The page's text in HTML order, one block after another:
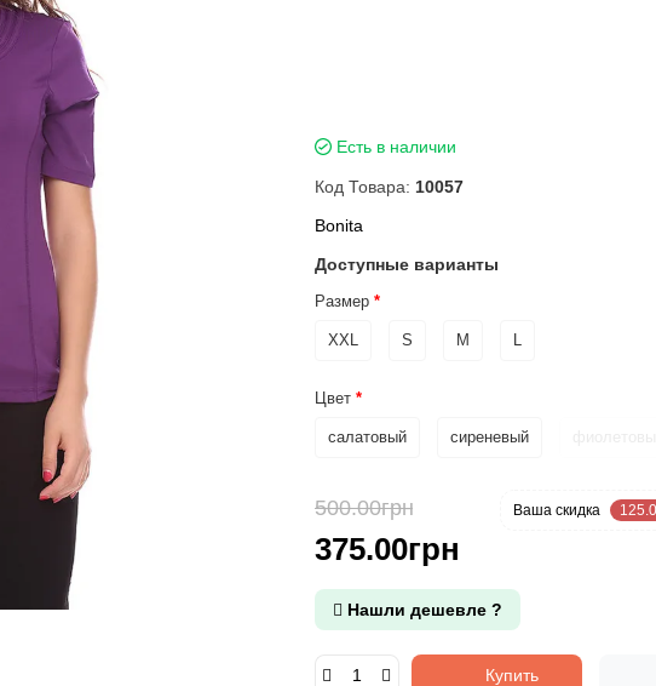
Есть в наличии
Код Товара: 10057
Bonita
Доступные варианты
Размер
XXL S M
Цвет
салатовый сиреневый
500.00грн Ваша cкидка
375.00грн
Нашли дешевле ?
Купить